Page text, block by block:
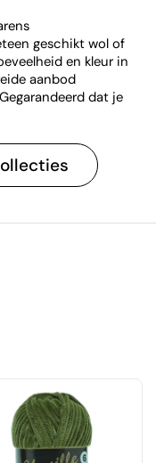
geschikt wol of
en kleur in
aanbod
dat je